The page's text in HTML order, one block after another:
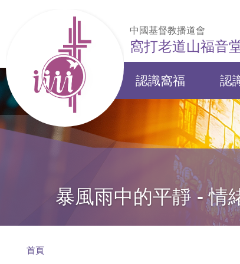
中國基督教播道會
窩打老道山福音
Main
navigation
認識窩福 認
暴風雨中的平靜 - 情
導
首頁